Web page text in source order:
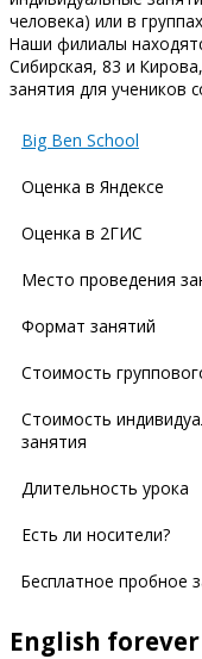
человека) или в
Наши филиалы
Сибирская, 83 и
занятия для учеников
Big Ben School
Оценка в Яндексе
Оценка в 2ГИС
Место проведения
Формат занятий
Стоимость
Стоимость
занятия
Длительность урока
Есть ли носители?
Бесплатное пробное
English forever